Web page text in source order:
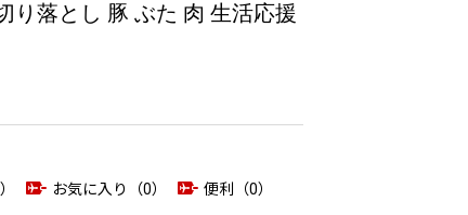
り落とし 豚 ぶた 肉 生活応援
お気に入り（0）
便利（0）